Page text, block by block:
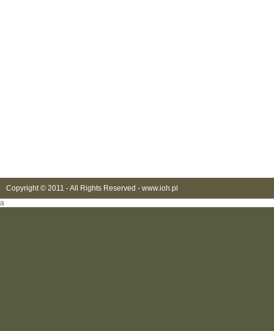
Copyright © 2011 - All Rights Reserved - www.ioh.pl
a